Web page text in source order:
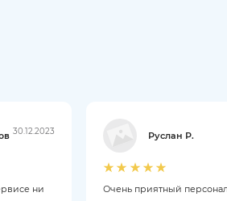
30.12.2023
ни
Руслан Р.
Очень приятный